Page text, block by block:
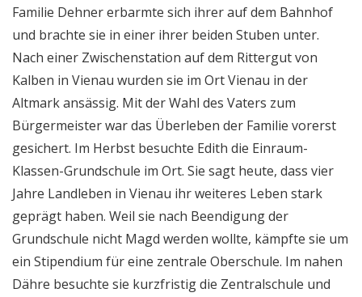
Familie Dehner erbarmte sich ihrer auf dem Bahnhof
und brachte sie in einer ihrer beiden Stuben unter.
Nach einer Zwischenstation auf dem Rittergut von
Kalben in Vienau wurden sie im Ort Vienau in der
Altmark ansässig. Mit der Wahl des Vaters zum
Bürgermeister war das Überleben der Familie vorerst
gesichert. Im Herbst besuchte Edith die Einraum-
Klassen-Grundschule im Ort. Sie sagt heute, dass vier
Jahre Landleben in Vienau ihr weiteres Leben stark
geprägt haben. Weil sie nach Beendigung der
Grundschule nicht Magd werden wollte, kämpfte sie um
ein Stipendium für eine zentrale Oberschule. Im nahen
Dähre besuchte sie kurzfristig die Zentralschule und